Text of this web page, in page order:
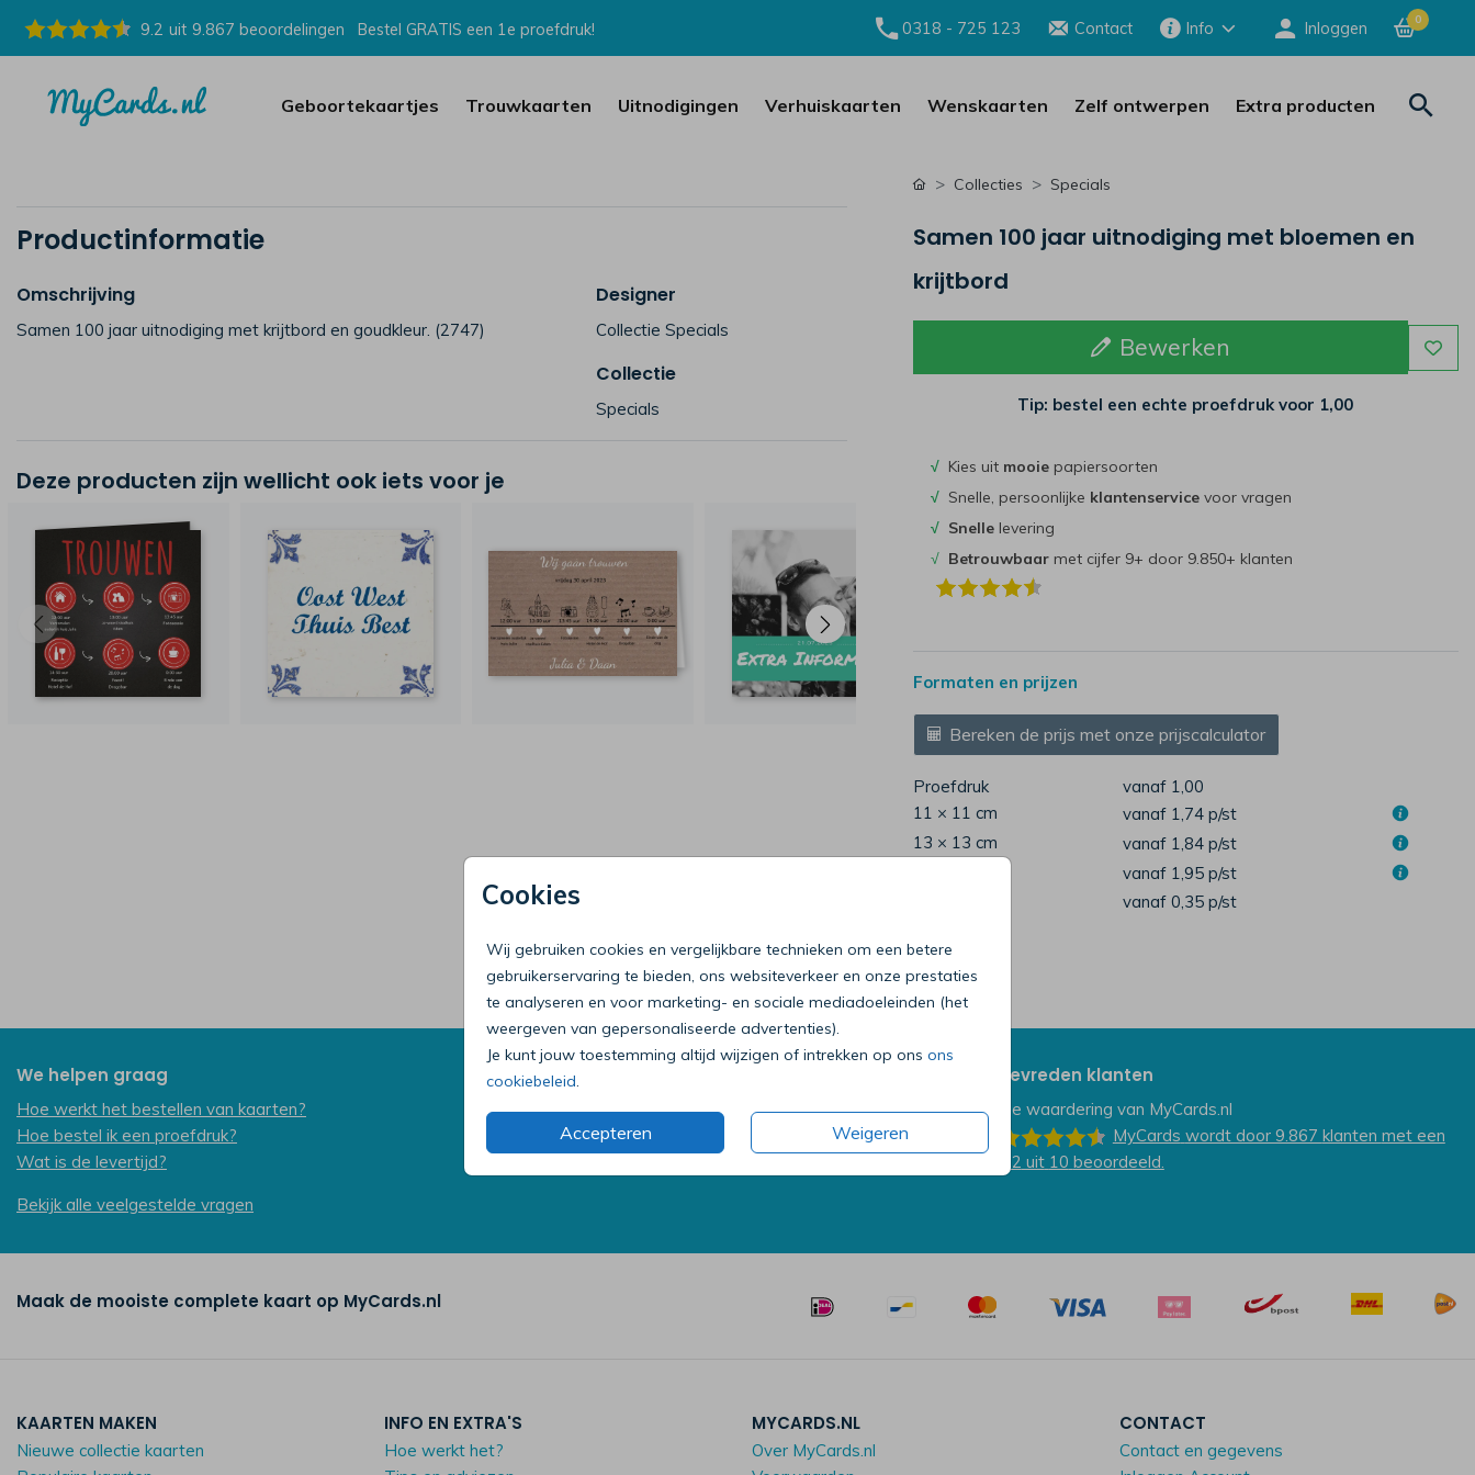
9.2 uit 9.867 beoordelingen Bestel GRATIS een 1e proefdruk! 0318 - 725 123 Contact Info Inloggen 0
Geboortekaartjes Trouwkaarten Uitnodigingen Verhuiskaarten Wenskaarten Zelf ontwerpen Extra producten
Cookies
Wij gebruiken cookies en vergelijkbare technieken om een betere
gebruikerservaring te bieden, ons websiteverkeer en onze prestaties
te analyseren en voor marketing- en sociale mediadoeleinden (het
weergeven van gepersonaliseerde advertenties).
Je kunt jouw toestemming altijd wijzigen of intrekken op ons ons
cookiebeleid
Accepteren Weigeren
Productinformatie
Omschrijving
Samen 100 jaar uitnodiging met krijtbord en goudkleur. (2747)
Designer
Collectie Specials
Collectie
Specials
Deze producten zijn wellicht ook iets voor je
Collecties Specials
Samen 100 jaar uitnodiging met bloemen en
krijtbord
Bewerken
Tip: bestel een echte proefdruk voor 1,00
√Kies uit mooie papiersoorten
√Snelle, persoonlijke klantenservicevoor vragen
√ Snellelevering
√ Betrouwbaarmet cijfer 9+ door 9.850+ klanten
Formaten en prijzen
Bereken de prijs met onze prijscalculator
Proefdruk
vanaf 1,00
11 × 11 cm
vanaf 1,74 p/st
13 × 13 cm
vanaf 1,84 p/st
vanaf 1,95 p/st
vanaf 0,35 p/st
We helpen graag
Hoe werkt het bestellen van kaarten?
Hoe bestel ik een proefdruk?
Wat is de levertijd?
Bekijk alle veelgestelde vragen
Bel onze klantenservice
Op werkdagen van 09:00 tot 18:00 uur
Mailen mag ook:klantenservice@mycards.nl
Tevreden klanten
De waardering van MyCards.nl
MyCards wordt door 9.867 klanten met een
9.2 uit 10 beoordeeld.
Maak de mooiste complete kaart op MyCards.nl
KAARTEN MAKEN
Nieuwe collectie kaarten
INFO EN EXTRA'S
Hoe werkt het?
MYCARDS.NL
Over MyCards.nl
CONTACT
Contact en gegevens